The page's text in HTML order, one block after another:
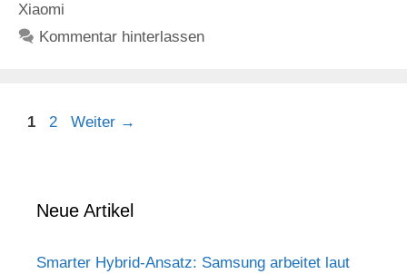
Xiaomi
Kommentar hinterlassen
Seite
1 Seite
2 Weiter →
Neue Artikel
Smarter Hybrid-Ansatz: Samsung arbeitet laut